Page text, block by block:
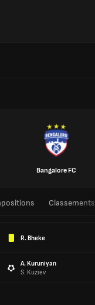
Bangalore FC
Classements
R. Bheke
A. Kuruniyan
S. Kuziev